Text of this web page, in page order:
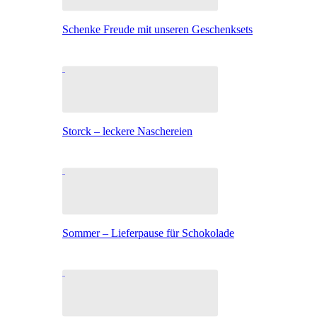
Schenke Freude mit unseren Geschenksets
Storck – leckere Naschereien
Sommer – Lieferpause für Schokolade